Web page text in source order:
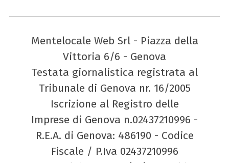
Mentelocale Web Srl - Piazza della
Vittoria 6/6 - Genova
Testata giornalistica registrata al
Tribunale di Genova nr. 16/2005
Iscrizione al Registro delle
Imprese di Genova n.02437210996 -
R.E.A. di Genova: 486190 - Codice
Fiscale / P.Iva 02437210996